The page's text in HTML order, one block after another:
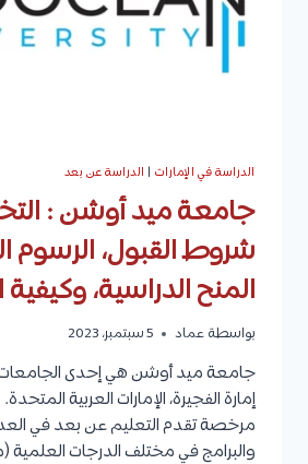
الدراسة في الإمارات | الدراسة عن بعد
جامعة ميد أوشن :
شروط القبول، الرسوم
المنح الدراسية، وكيفية
بواسطة عماد 5 سبتمبر، 2023
جامعة ميد أوشن هي إحدى
إمارة الفجيرة، الإمارات العربية
مرخصة تقدم التعليم عن بعد في
والبرامج في مختلف الدرجات العلمية